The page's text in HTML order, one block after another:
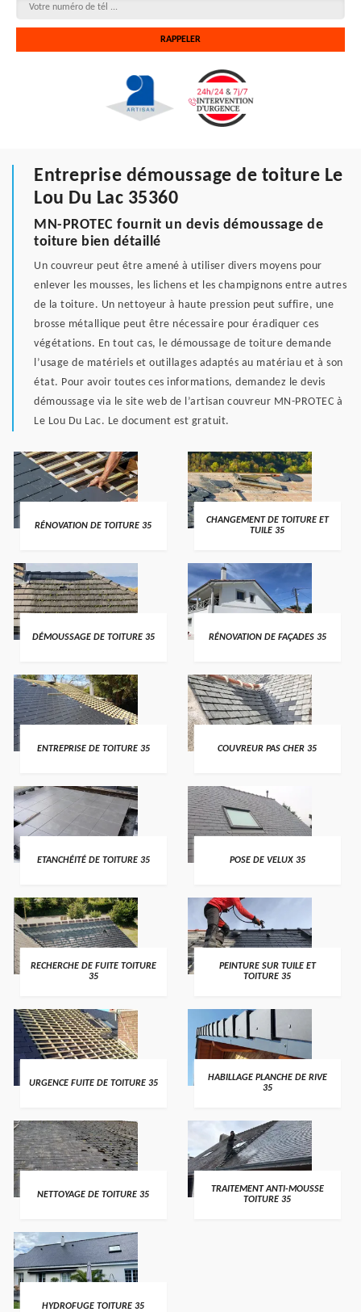
Entreprise démoussage de toiture Le
Lou Du Lac 35360
MN-PROTEC fournit un devis démoussage de
toiture bien détaillé
Un couvreur peut être amené à utiliser divers moyens pour
enlever les mousses, les lichens et les champignons entre autres
de la toiture. Un nettoyeur à haute pression peut suffire, une
brosse métallique peut être nécessaire pour éradiquer ces
végétations. En tout cas, le démoussage de toiture demande
l’usage de matériels et outillages adaptés au matériau et à son
état. Pour avoir toutes ces informations, demandez le devis
démoussage via le site web de l’artisan couvreur MN-PROTEC à
Le Lou Du Lac. Le document est gratuit.
RÉNOVATION DE TOITURE 35
CHANGEMENT DE TOITURE ET
TUILE 35
DÉMOUSSAGE DE TOITURE 35 RÉNOVATION DE FAÇADES 35
ENTREPRISE DE TOITURE 35 COUVREUR PAS CHER 35
ETANCHÉITÉ DE TOITURE 35 POSE DE VELUX 35
RECHERCHE DE FUITE TOITURE
35
PEINTURE SUR TUILE ET
TOITURE 35
URGENCE FUITE DE TOITURE 35
HABILLAGE PLANCHE DE RIVE
35
NETTOYAGE DE TOITURE 35
TRAITEMENT ANTI-MOUSSE
TOITURE 35
HYDROFUGE TOITURE 35